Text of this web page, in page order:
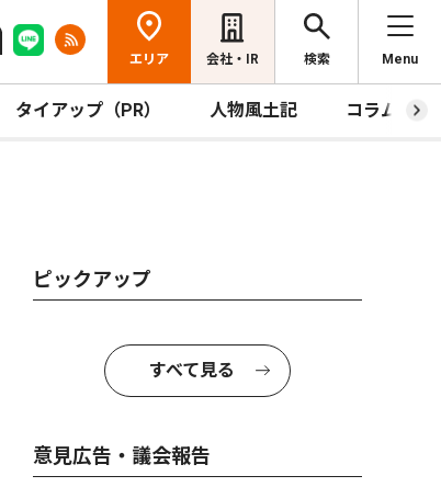
エリア 会社・IR 検索 Menu
タイアップ（PR） 人物風土記 コラム
ピックアップ
すべて見る
意見広告・議会報告